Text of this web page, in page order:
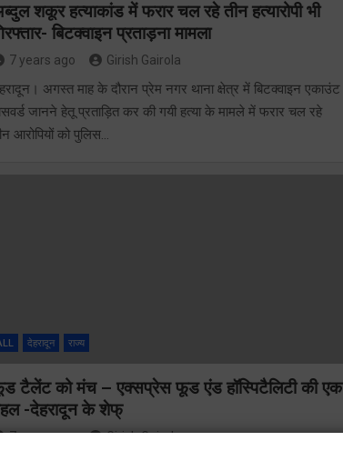
शकूर हत्याकांड में फरार चल रहे तीन हत्यारोपी भी
बिटक्वाइन प्रताड़ना मामला
7 years ago Girish Gairola
अगस्त माह के दौरान प्रेम नगर थाना क्षेत्र में बिटक्वाइन एकाउंट
जानने हेतू प्रताड़ित कर की गयी हत्या के मामले में फरार चल रहे
आरोपियों को पुलिस…
देहरादून राज्य
टैलेंट को मंच – एक्सप्रेस फूड एंड हॉस्पिटैलिटी की एक
-देहरादून के शेफ्
7 years ago Girish Gairola